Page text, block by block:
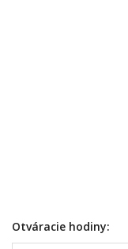
Otváracie hodiny: